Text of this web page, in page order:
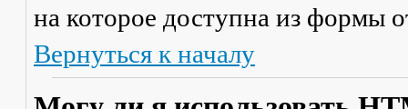
на которое доступна из формы
Вернуться к началу